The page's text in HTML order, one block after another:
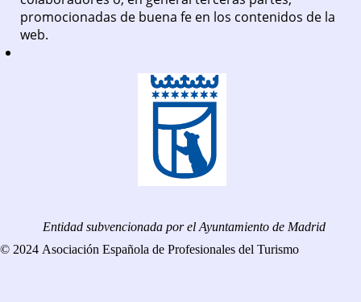
promocionadas de buena fe en los contenidos de la
web.
Entidad subvencionada por el Ayuntamiento de Madrid
© 2024 Asociación Española de Profesionales del Turismo